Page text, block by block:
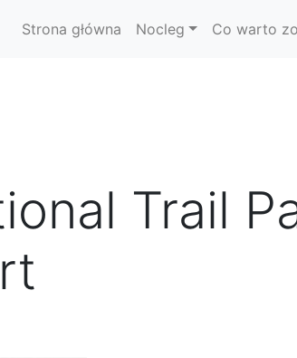
Strona główna Nocleg Co warto
Trail